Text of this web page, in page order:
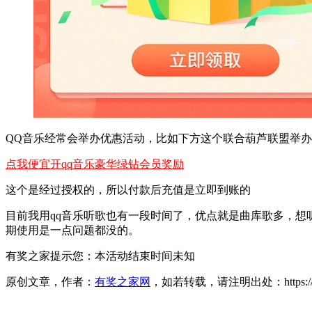
QQ音乐经常会举办优惠活动，比如下方这个联合葫芦联盟举
点我便宜开qq音乐豪华绿钻会员奖励
这个是经过授权的，所以付款后充值是立即到账的
目前我用qq音乐听歌也有一段时间了，优点就是曲库歌多，
期使用是一点问题都没的。
有奖之家提示您： 本活动结束时间未知
原创文章，作者： 有奖之家网 ，如若转载，请注明出处：